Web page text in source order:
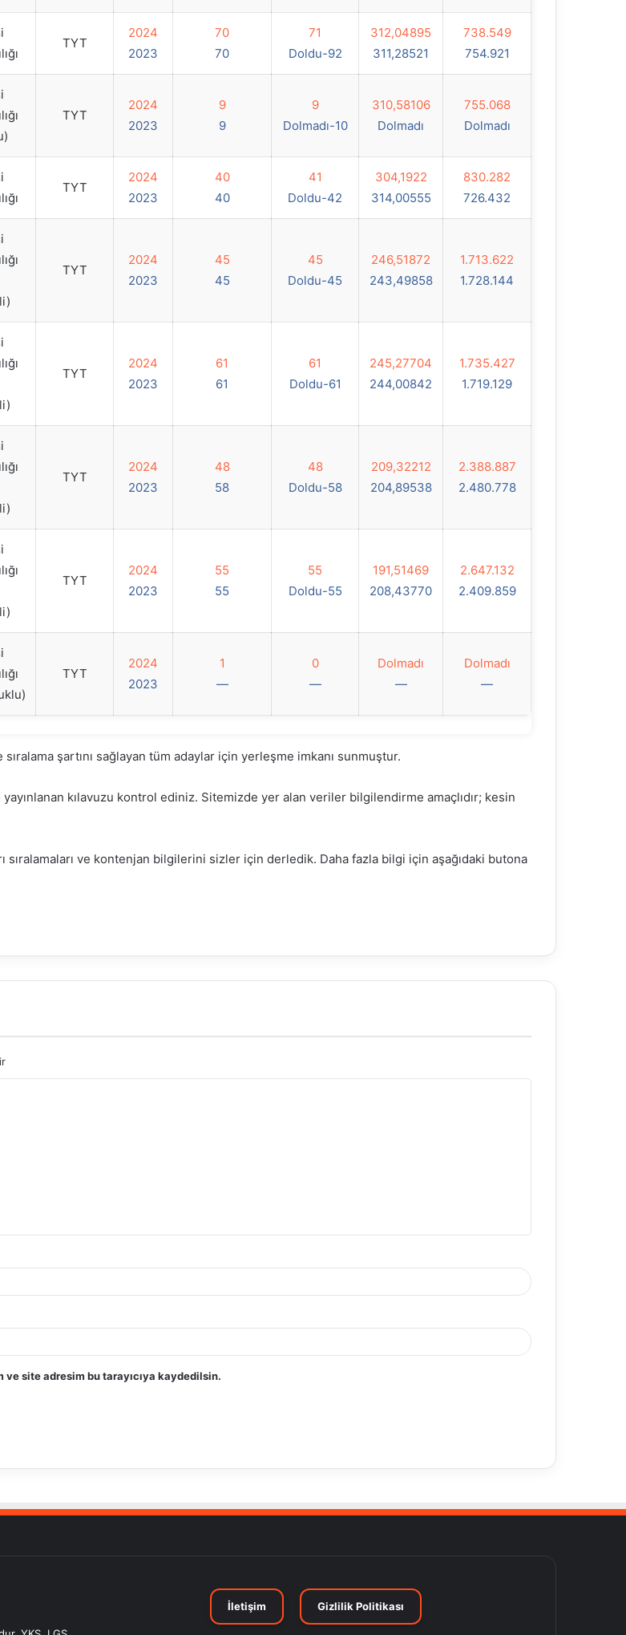
TYT
2024
2023
70
70
71
Doldu-92
312,04895
311,28521
738.549
754.921
TYT
2024
2023
9
9
9
Dolmadı-10
310,58106
Dolmadı
755.068
Dolmadı
TYT
2024
2023
40
40
41
Doldu-42
304,1922
314,00555
830.282
726.432
TYT
2024
2023
45
45
45
Doldu-45
246,51872
243,49858
1.713.622
1.728.144
TYT
2024
2023
61
61
61
Doldu-61
245,27704
244,00842
1.735.427
1.719.129
TYT
2024
2023
48
58
48
Doldu-58
209,32212
204,89538
2.388.887
2.480.778
TYT
2024
2023
55
55
55
Doldu-55
191,51469
208,43770
2.647.132
2.409.859
TYT
2024
2023
1
—
0
—
Dolmadı
—
Dolmadı
—
şartını sağlayan tüm adaylar için yerleşme imkanı sunmuştur.
kılavuzu kontrol ediniz. Sitemizde yer alan veriler bilgilendirme amaçlıdır; kesin
sıralamaları ve kontenjan bilgilerini sizler için derledik. Daha fazla bilgi için aşağıdaki butona
ve site adresim bu tarayıcıya kaydedilsin.
İletişim Gizlilik Politikası